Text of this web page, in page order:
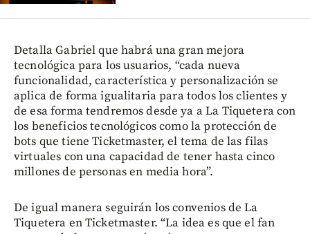
Detalla Gabriel que habrá una gran mejora
tecnológica para los usuarios, “cada nueva
funcionalidad, característica y personalización se
aplica de forma igualitaria para todos los clientes y
de esa forma tendremos desde ya a La Tiquetera con
los beneficios tecnológicos como la protección de
bots que tiene Ticketmaster, el tema de las filas
virtuales con una capacidad de tener hasta cinco
millones de personas en media hora”.
De igual manera seguirán los convenios de La
Tiquetera en Ticketmaster. “La idea es que el fan